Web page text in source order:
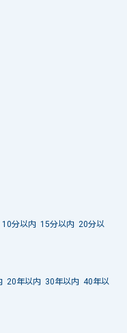
10分以内 15分以内 20分以
20年以内 30年以内 40年以